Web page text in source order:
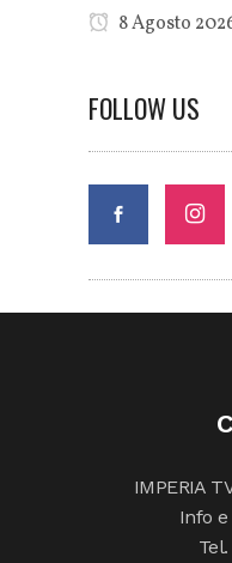
8 Agosto
FOLLOW US
IMPERIA
Info